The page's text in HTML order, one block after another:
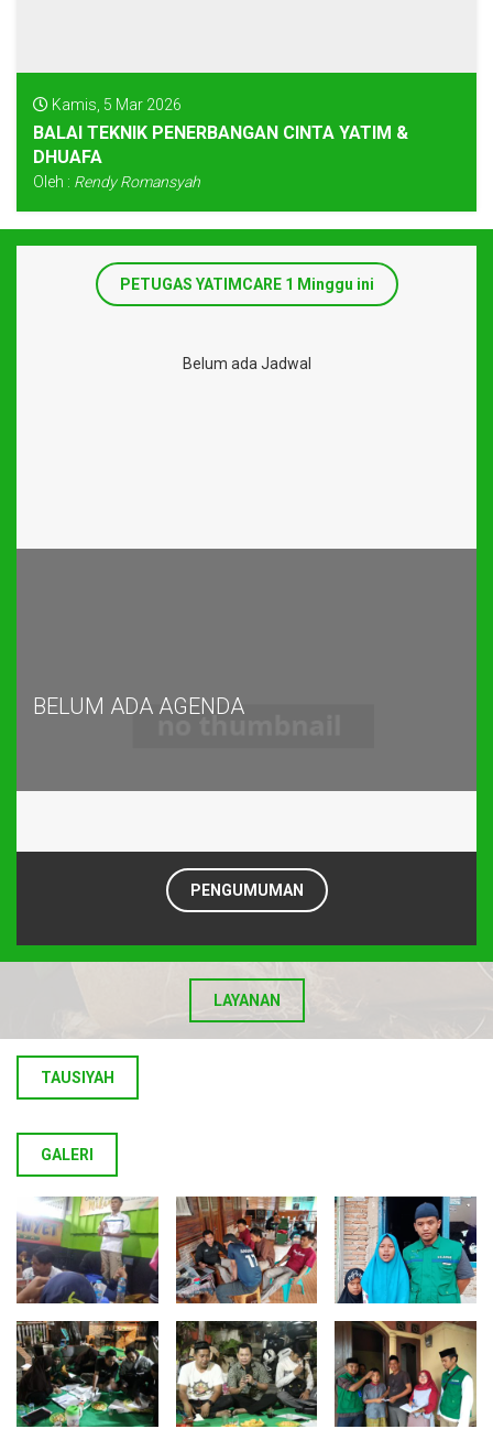
Kamis, 5 Mar 2026
BALAI TEKNIK PENERBANGAN CINTA YATIM &
DHUAFA
Oleh : Rendy Romansyah
PETUGAS YATIMCARE 1 Minggu ini
Belum ada Jadwal
BELUM ADA AGENDA
PENGUMUMAN
LAYANAN
TAUSIYAH
GALERI